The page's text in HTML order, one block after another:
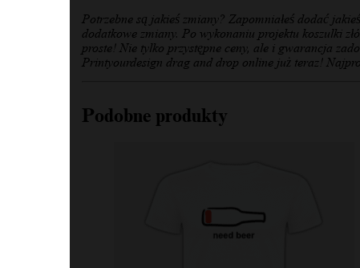
Potrzebne są jakieś zmiany? Zapomniałeś dodać
dodatkowe zmiany. Po wykonaniu projektu koszulki
proste! Nie tylko przystępne ceny, ale i gwarancja
Printyourdesign drag and drop online już teraz!
Podobne produkty